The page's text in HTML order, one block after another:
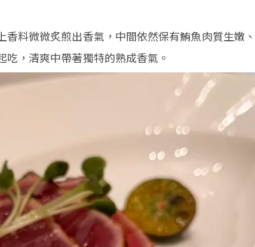
香料微微炙煎出香氣，中間依然保有鮪魚肉質生嫩
，清爽中帶著獨特的熟成香氣。